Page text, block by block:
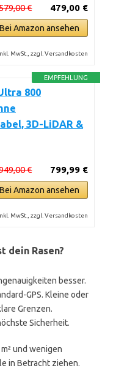
479,00 €
€
Amazon ansehen
MwSt., zzgl. Versandkosten
EMPFEHLUNG
800
3D-LiDAR &
799,99 €
€
Amazon ansehen
MwSt., zzgl. Versandkosten
dein Rasen?
besser.
GPS. Kleine oder
Grenzen.
Sicherheit.
und wenigen
in Betracht ziehen.